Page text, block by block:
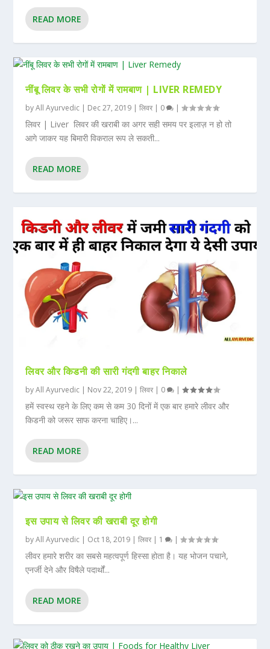
READ MORE
नींबू लिवर के सभी रोगों में रामबाण | LIVER REMEDY
byAll Ayurvedic | Dec 27, 2019 |लिवर | 0 |
लिवर | Liver लिवर की खराबी का अगर सही समय पर इलाज़ न हो तो
आगे जाकर यह बिमारी विकराल रूप ले सकती...
READ MORE
लिवर और किडनी की सारी गंदगी बाहर निकाले
byAll Ayurvedic | Nov 22, 2019 |लिवर | 0 |
हमें स्वस्थ रहने के लिए कम से कम 30 दिनों में एक बार हमारे लीवर और
किडनी को जरूर साफ करना चाहिए।...
READ MORE
इस उपाय से लिवर की खराबी दूर होगी
byAll Ayurvedic | Oct 18, 2019 |लिवर | 1 |
लीवर हमारे शरीर का सबसे महत्वपूर्ण हिस्सा होता है। यह भोजन पचाने,
एनर्जी देने और विषैले पदार्थों...
READ MORE